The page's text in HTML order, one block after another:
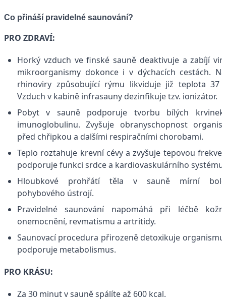
Co přináší pravidelné saunování?
PRO ZDRAVÍ:
Horký vzduch ve finské sauně deaktivuje a zabíjí
mikroorganismy dokonce i v dýchacích cestách.
rhinoviry způsobující rýmu likviduje již teplota 37
Vzduch v kabině infrasauny dezinfikuje tzv. ionizátor.
Pobyt v sauně podporuje tvorbu bílých
imunoglobulinu. Zvyšuje obranyschopnost
před chřipkou a dalšími respiračními chorobami.
Teplo roztahuje krevní cévy a zvyšuje tepovou
podporuje funkci srdce a kardiovaskulárního systému.
Hloubkové prohřátí těla v sauně mírní
pohybového ústrojí.
Pravidelné saunování napomáhá při léčbě
onemocnění, revmatismu a artritidy.
Saunovací procedura přirozeně detoxikuje
podporuje metabolismus.
PRO KRÁSU:
Za 30 minut v sauně spálíte až 600 kcal.